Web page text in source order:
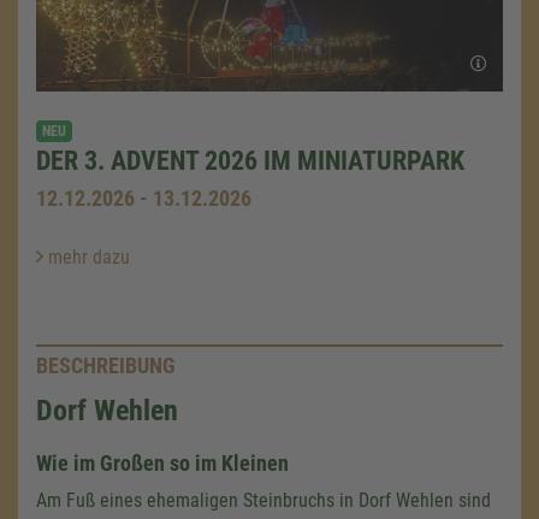
NEU
DER 3. ADVENT 2026 IM MINIATURPARK
12.12.2026 - 13.12.2026
mehr dazu
BESCHREIBUNG
Dorf Wehlen
Wie im Großen so im Kleinen
Am Fuß eines ehemaligen Steinbruchs in Dorf Wehlen sind